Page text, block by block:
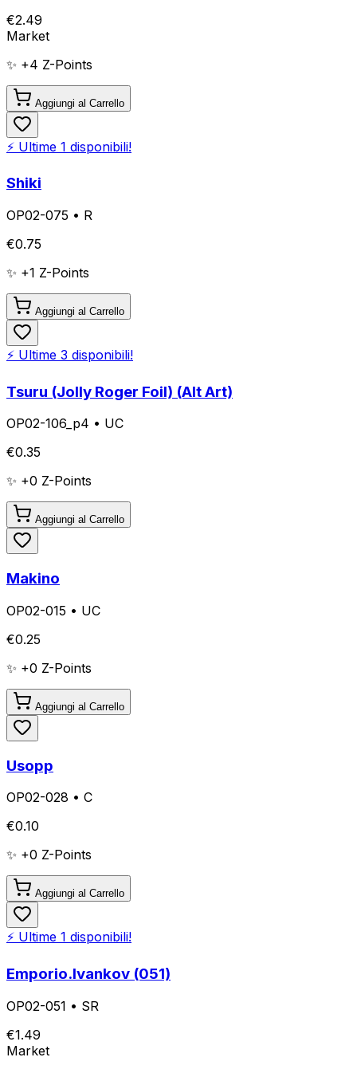
€2.49
Market
✨ +4 Z-Points
Aggiungi al Carrello
⚡ Ultime 1 disponibili!
Shiki
OP02-075 • R
€0.75
✨ +1 Z-Points
Aggiungi al Carrello
⚡ Ultime 3 disponibili!
Tsuru (Jolly Roger Foil) (Alt Art)
OP02-106_p4 • UC
€0.35
✨ +0 Z-Points
Aggiungi al Carrello
Makino
OP02-015 • UC
€0.25
✨ +0 Z-Points
Aggiungi al Carrello
Usopp
OP02-028 • C
€0.10
✨ +0 Z-Points
Aggiungi al Carrello
⚡ Ultime 1 disponibili!
Emporio.Ivankov (051)
OP02-051 • SR
€1.49
Market